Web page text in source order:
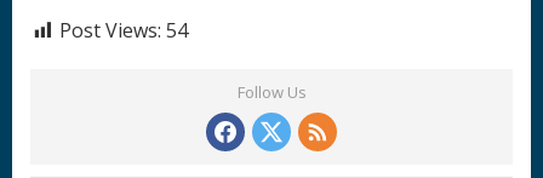
Post Views: 54
Follow Us